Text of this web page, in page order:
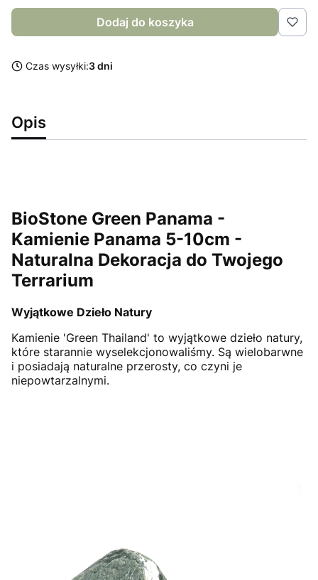
Dodaj do koszyka
Czas wysyłki:3 dni
Opis
BioStone Green Panama -
Kamienie Panama 5-10cm -
Naturalna Dekoracja do Twojego
Terrarium
Wyjątkowe Dzieło Natury
Kamienie 'Green Thailand' to wyjątkowe dzieło natury,
które starannie wyselekcjonowaliśmy. Są wielobarwne
i posiadają naturalne przerosty, co czyni je
niepowtarzalnymi.